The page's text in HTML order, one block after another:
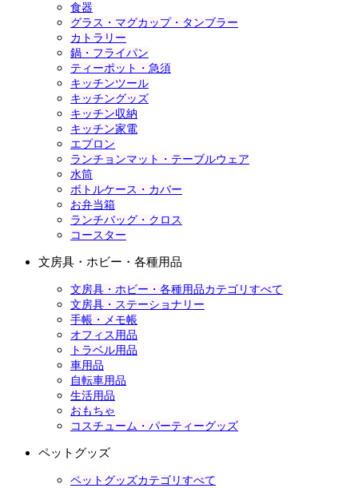
食器
グラス・マグカップ・タンブラー
カトラリー
鍋・フライパン
ティーポット・急須
キッチンツール
キッチングッズ
キッチン収納
キッチン家電
エプロン
ランチョンマット・テーブルウェア
水筒
ボトルケース・カバー
お弁当箱
ランチバッグ・クロス
コースター
文房具・ホビー・各種用品
文房具・ホビー・各種用品カテゴリすべて
文房具・ステーショナリー
手帳・メモ帳
オフィス用品
トラベル用品
車用品
自転車用品
生活用品
おもちゃ
コスチューム・パーティーグッズ
ペットグッズ
ペットグッズカテゴリすべて